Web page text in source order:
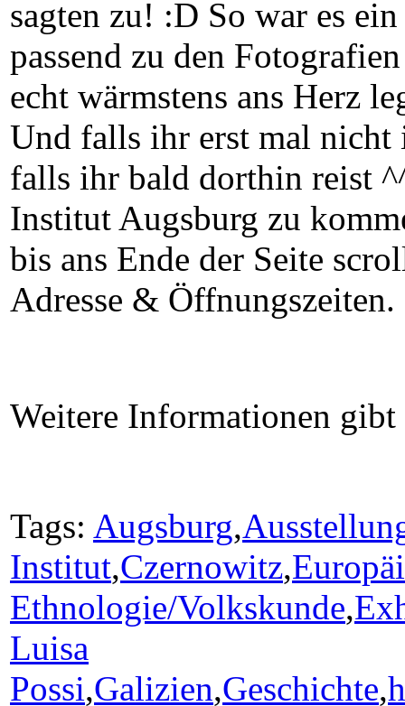
sagten zu! :D So war es
passend zu den
echt wärmstens ans Herz
Und falls ihr erst mal nicht
falls ihr bald dorthin reist
Institut Augsburg zu
bis ans Ende der Seite
Adresse & Öffnungszeiten.
Weitere Informationen
Tags: Augsburg,
Institut,Czernowitz,
Ethnologie/Volkskunde,
Luisa
Possi,Galizien,Geschichte,